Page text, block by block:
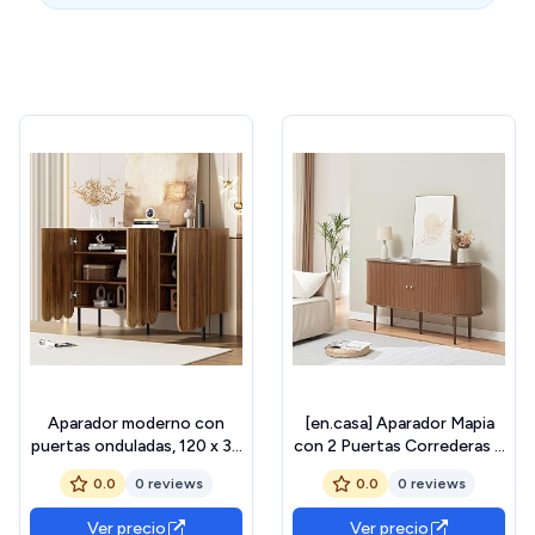
Aparador moderno con
puertas onduladas, 120 x 35
x 80 cm, sin asas, estantes
ajustables, espacio de
almacenamiento para salón,
0.0 0 reviews
Ver precio
[en.casa] Aparador Mapia
con 2 Puertas Correderas y
4 Compartimentos
Cerrados Armario
Multiusos Mueble de TV
0.0 0 reviews
Ver precio